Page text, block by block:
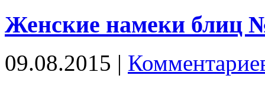
Женские намеки блиц
09.08.2015 |